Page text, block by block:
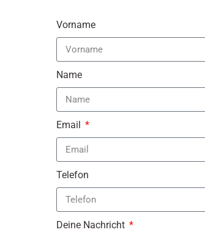
Vorname
Name
Email
Telefon
Deine Nachricht